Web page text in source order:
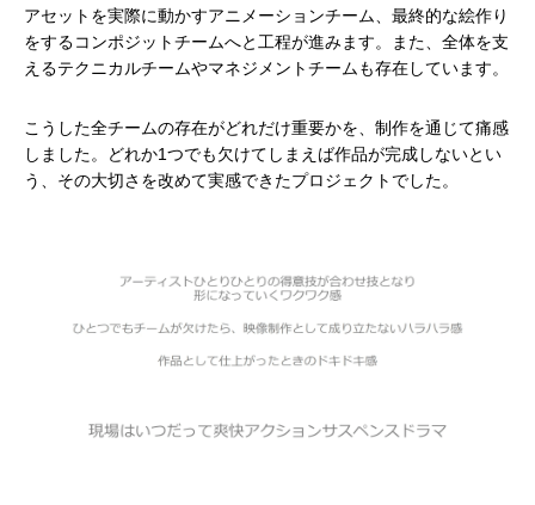
アセットを実際に動かすアニメーションチーム、最終的な絵作り
をするコンポジットチームへと工程が進みます。また、全体を支
えるテクニカルチームやマネジメントチームも存在しています。
こうした全チームの存在がどれだけ重要かを、制作を通じて痛感
しました。どれか1つでも欠けてしまえば作品が完成しないとい
う、その大切さを改めて実感できたプロジェクトでした。